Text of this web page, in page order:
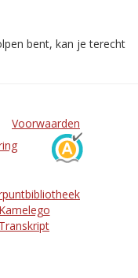
bent, kan je terecht
Voorwaarden